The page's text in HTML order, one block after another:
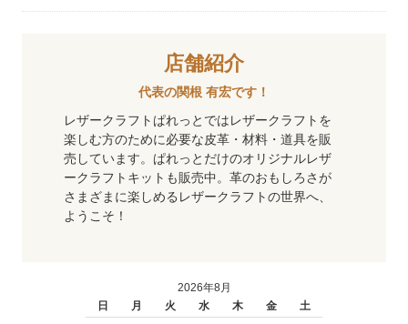
店舗紹介
代表の関根 有宏です！
レザークラフトぱれっとではレザークラフトを
楽しむ方のために必要な皮革・材料・道具を販
売しています。ぱれっとだけのオリジナルレザ
ークラフトキットも販売中。革のおもしろさが
さまざまに楽しめるレザークラフトの世界へ、
ようこそ！
2026年8月
日
月 火 水 木 金
土